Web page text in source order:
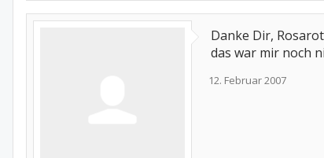
Danke Dir,
das war mir noch
12. Februar 2007